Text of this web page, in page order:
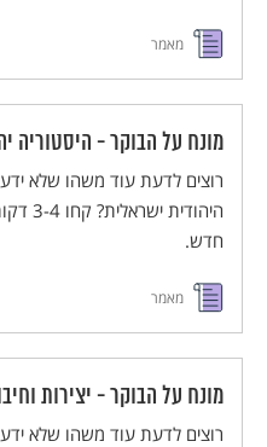
מאמר
מונח על הבוקר - היסטוריה
רוצים לדעת עוד משהו שלא
חדש.
מאמר
מונח על הבוקר - יצירות
רוצים לדעת עוד משהו שלא